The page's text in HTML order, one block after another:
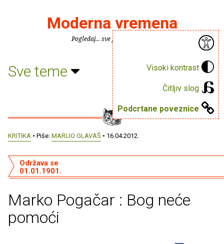
Visoki kontrast
Čitljiv slog
Podcrtane poveznice
Moderna vremena
Pogledaj... sve je puno knjiga.
Sve teme
KRITIKA • Piše: MARIJO GLAVAŠ • 16.04.2012.
Marko Pogačar : Bog neće
pomoći
Održava se
01.01.1901.